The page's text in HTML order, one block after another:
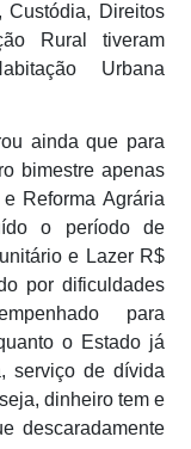
Custódia, Direitos
Rural tiveram
Urbana
ainda que para
bimestre apenas
Reforma Agrária
o período de
e Lazer R$
por dificuldades
para
o Estado já
serviço de dívida
dinheiro tem e
descaradamente